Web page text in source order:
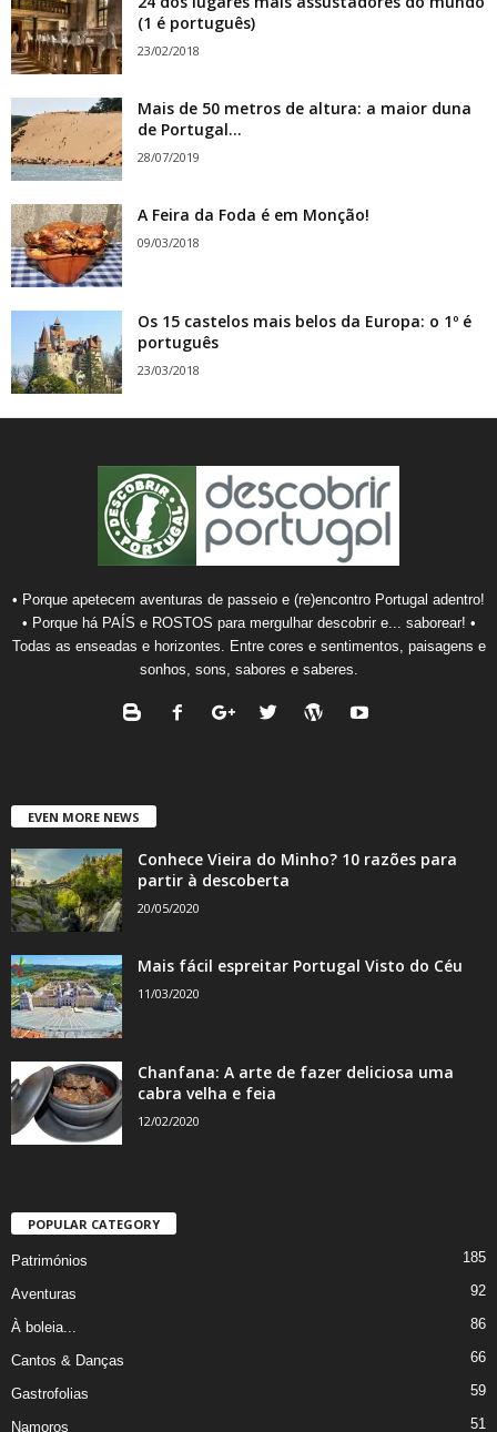
(1 é português)
23/02/2018
Mais de 50 metros de altura: a maior duna
de Portugal...
28/07/2019
A Feira da Foda é em Monção!
09/03/2018
Os 15 castelos mais belos da Europa: o 1º é
português
23/03/2018
• Porque apetecem aventuras de passeio e (re)encontro Portugal adentro!
• Porque há PAÍS e ROSTOS para mergulhar descobrir e... saborear! •
Todas as enseadas e horizontes. Entre cores e sentimentos, paisagens e
sonhos, sons, sabores e saberes.
EVEN MORE NEWS
Conhece Vieira do Minho? 10 razões para
partir à descoberta
20/05/2020
Mais fácil espreitar Portugal Visto do Céu
11/03/2020
Chanfana: A arte de fazer deliciosa uma
cabra velha e feia
12/02/2020
POPULAR CATEGORY
Patrimónios 185
Aventuras 92
À boleia... 86
Cantos & Danças 66
Gastrofolias 59
Namoros 51